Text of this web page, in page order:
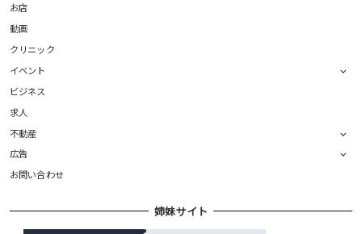
お店
動画
クリニック
イベント
ビジネス
求人
不動産
広告
お問い合わせ
姉妹サイト